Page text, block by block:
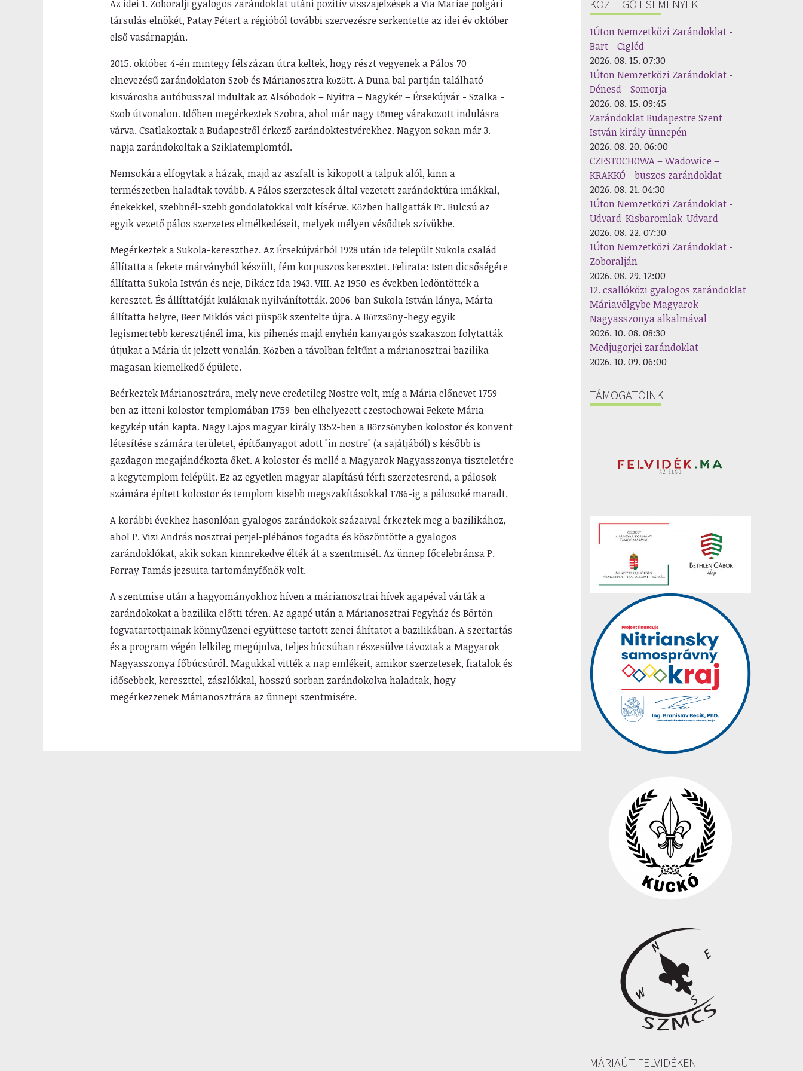
Az idei 1. Zoboralji gyalogos zarándoklat utáni pozitív visszajelzések a Via Mariae polgári
társulás elnökét, Patay Pétert a régióból további szervezésre serkentette az idei év október
első vasárnapján.
2015. október 4-én mintegy félszázan útra keltek, hogy részt vegyenek a Pálos 70
elnevezésű zarándoklaton Szob és Márianosztra kӧzӧtt. A Duna bal partján található
kisvárosba autóbusszal indultak az Alsóbodok – Nyitra – Nagykér – Érsekújvár - Szalka -
Szob útvonalon. Időben megérkeztek Szobra, ahol már nagy tӧmeg várakozott indulásra
várva. Csatlakoztak a Budapestről érkező zarándoktestvérekhez. Nagyon sokan már 3.
napja zarándokoltak a Sziklatemplomtól.
Nemsokára elfogytak a házak, majd az aszfalt is kikopott a talpuk alól, kinn a
természetben haladtak tovább. A Pálos szerzetesek által vezetett zarándoktúra imákkal,
énekekkel, szebbnél-szebb gondolatokkal volt kísérve. Kӧzben hallgatták Fr. Bulcsú az
egyik vezető pálos szerzetes elmélkedéseit, melyek mélyen vésődtek szívükbe.
Megérkeztek a Sukola-kereszthez. Az Érsekújvárból 1928 után ide települt Sukola család
állítatta a fekete márványból készült, fém korpuszos keresztet. Felirata: Isten dicsőségére
állítatta Sukola István és neje, Dikácz Ida 1943. VIII. Az 1950-es években ledöntötték a
keresztet. És állíttatóját kuláknak nyilvánították. 2006-ban Sukola István lánya, Márta
állítatta helyre, Beer Miklós váci püspӧk szentelte újra. A Bӧrzsӧny-hegy egyik
legismertebb keresztjénél ima, kis pihenés majd enyhén kanyargós szakaszon folytatták
útjukat a Mária út jelzett vonalán. Kӧzben a távolban feltűnt a márianosztrai bazilika
magasan kiemelkedő épülete.
Beérkeztek Márianosztrára, mely neve eredetileg Nostre volt, míg a Mária előnevet 1759-
ben az itteni kolostor templomában 1759-ben elhelyezett czestochowai Fekete Mária-
kegykép után kapta. Nagy Lajos magyar király 1352-ben a Bӧrzsӧnyben kolostor és konvent
létesítése számára területet, építőanyagot adott "in nostre" (a sajátjából) s később is
gazdagon megajándékozta őket. A kolostor és mellé a Magyarok Nagyasszonya tiszteletére
a kegytemplom felépült. Ez az egyetlen magyar alapítású férfi szerzetesrend, a pálosok
számára épített kolostor és templom kisebb megszakításokkal 1786-ig a pálosoké maradt.
A korábbi évekhez hasonlóan gyalogos zarándokok százaival érkeztek meg a bazilikához,
ahol P. Vizi András nosztrai perjel-plébános fogadta és köszöntötte a gyalogos
zarándoklókat, akik sokan kinnrekedve élték át a szentmisét. Az ünnep főcelebránsa P.
Forray Tamás jezsuita tartományfőnök volt.
A szentmise után a hagyományokhoz híven a márianosztrai hívek agapéval várták a
zarándokokat a bazilika előtti téren. Az agapé után a Márianosztrai Fegyház és Börtön
fogvatartottjainak könnyűzenei együttese tartott zenei áhítatot a bazilikában. A szertartás
és a program végén lelkileg megújulva, teljes búcsúban részesülve távoztak a Magyarok
Nagyasszonya főbúcsúról. Magukkal vitték a nap emlékeit, amikor szerzetesek, fiatalok és
idősebbek, kereszttel, zászlókkal, hosszú sorban zarándokolva haladtak, hogy
megérkezzenek Márianosztrára az ünnepi szentmisére.
KÖZELGŐ ESEMÉNYEK
1Úton Nemzetközi Zarándoklat -
Bart - Cigléd
2026. 08. 15. 07:30
1Úton Nemzetközi Zarándoklat -
Dénesd - Somorja
2026. 08. 15. 09:45
Zarándoklat Budapestre Szent
István király ünnepén
2026. 08. 20. 06:00
CZESTOCHOWA – Wadowice –
KRAKKÓ - buszos zarándoklat
2026. 08. 21. 04:30
1Úton Nemzetközi Zarándoklat -
Udvard-Kisbaromlak-Udvard
2026. 08. 22. 07:30
1Úton Nemzetközi Zarándoklat -
Zoboralján
2026. 08. 29. 12:00
12. csallóközi gyalogos zarándoklat
Máriavölgybe Magyarok
Nagyasszonya alkalmával
2026. 10. 08. 08:30
Medjugorjei zarándoklat
2026. 10. 09. 06:00
TÁMOGATÓINK
MÁRIAÚT FELVIDÉKEN